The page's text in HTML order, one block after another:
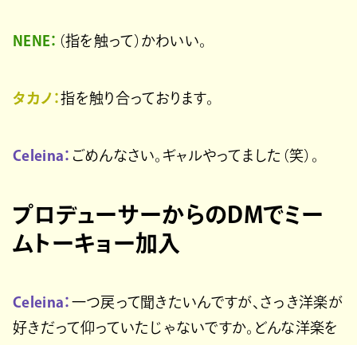
NENE： （指を触って）かわいい。
タカノ：指を触り合っております。
Celeina： ごめんなさい。ギャルやってました（笑）。
プロデューサーからのDMでミー
ムトーキョー加入
Celeina： 一つ戻って聞きたいんですが、さっき洋楽が
好きだって仰っていたじゃないですか。どんな洋楽を